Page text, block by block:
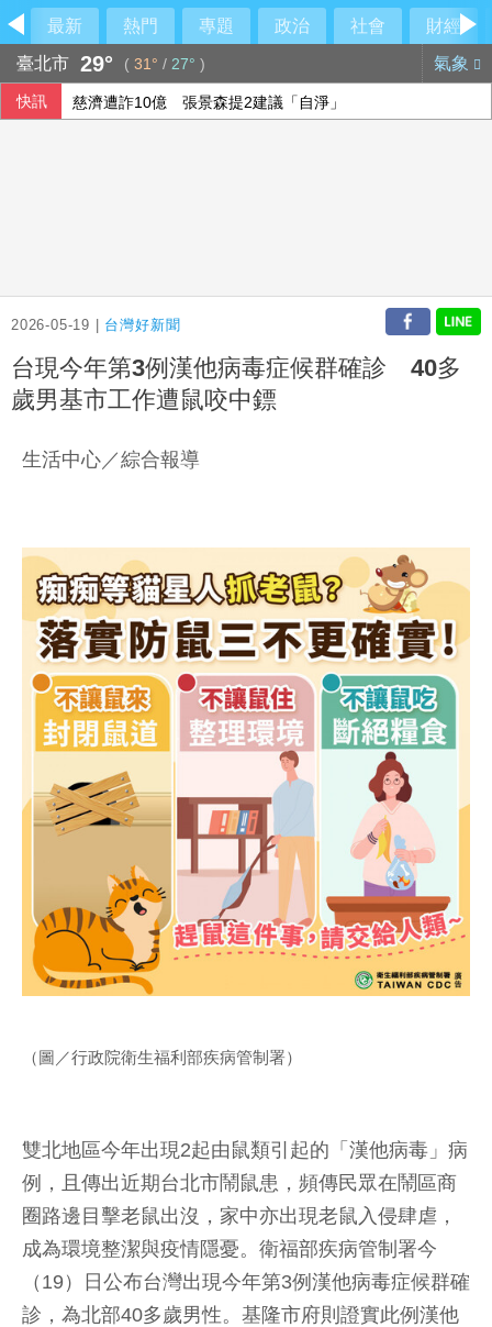
最新 熱門 專題 政治 社會
財經
臺北市 29° ( 31° / 27° ) 氣象
快訊 慈濟遭詐10億 張景森提2建議「自淨」
2026-05-19 | 台灣好新聞
台現今年第3例漢他病毒症候群確診 40多
歲男基市工作遭鼠咬中鏢
生活中心／綜合報導
（圖／行政院衛生福利部疾病管制署）
雙北地區今年出現2起由鼠類引起的「漢他病毒」病
例，且傳出近期台北市鬧鼠患，頻傳民眾在鬧區商
圈路邊目擊老鼠出沒，家中亦出現老鼠入侵肆虐，
成為環境整潔與疫情隱憂。衛福部疾病管制署今
（19）日公布台灣出現今年第3例漢他病毒症候群確
診，為北部40多歲男性。基隆市府則證實此例漢他